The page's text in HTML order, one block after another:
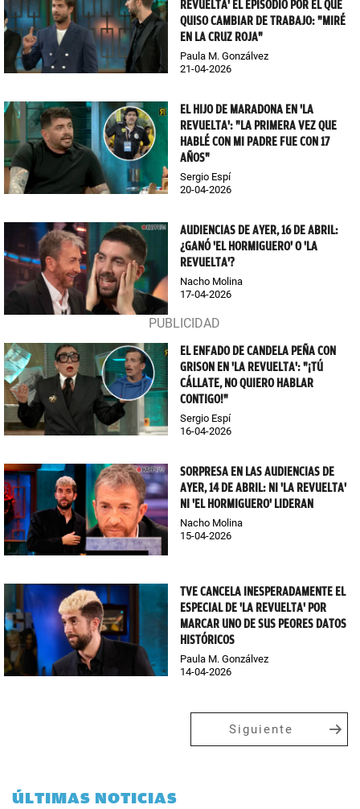
REVUELTA' EL EPISODIO POR EL QUE
QUISO CAMBIAR DE TRABAJO: "MIRÉ
EN LA CRUZ ROJA"
Paula M. Gonzálvez
21-04-2026
EL HIJO DE MARADONA EN 'LA
REVUELTA': "LA PRIMERA VEZ QUE
HABLÉ CON MI PADRE FUE CON 17
AÑOS"
Sergio Espí
20-04-2026
AUDIENCIAS DE AYER, 16 DE ABRIL:
¿GANÓ 'EL HORMIGUERO' O 'LA
REVUELTA'?
Nacho Molina
17-04-2026
EL ENFADO DE CANDELA PEÑA CON
GRISON EN 'LA REVUELTA': "¡TÚ
CÁLLATE, NO QUIERO HABLAR
CONTIGO!"
Sergio Espí
16-04-2026
SORPRESA EN LAS AUDIENCIAS DE
AYER, 14 DE ABRIL: NI 'LA REVUELTA'
NI 'EL HORMIGUERO' LIDERAN
Nacho Molina
15-04-2026
TVE CANCELA INESPERADAMENTE EL
ESPECIAL DE 'LA REVUELTA' POR
MARCAR UNO DE SUS PEORES DATOS
HISTÓRICOS
Paula M. Gonzálvez
14-04-2026
Siguiente
ÚLTIMAS NOTICIAS